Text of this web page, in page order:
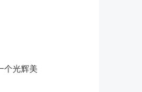
个光辉美